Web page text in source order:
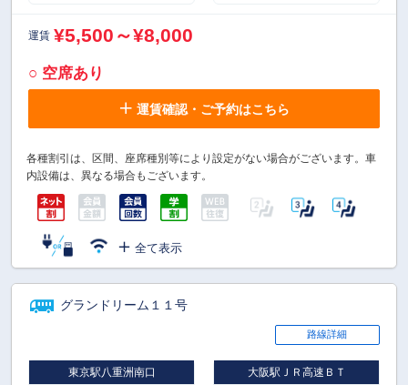
運賃 ¥5,500～¥8,000
○ 空席あり
運賃確認・ご予約はこちら
各種割引は、区間、座席種別等により設定がない場合がございます。車
内設備は、異なる場合もございます。
全て表示
グランドリーム１１号
路線詳細
東京駅八重洲南口 大阪駅ＪＲ高速ＢＴ